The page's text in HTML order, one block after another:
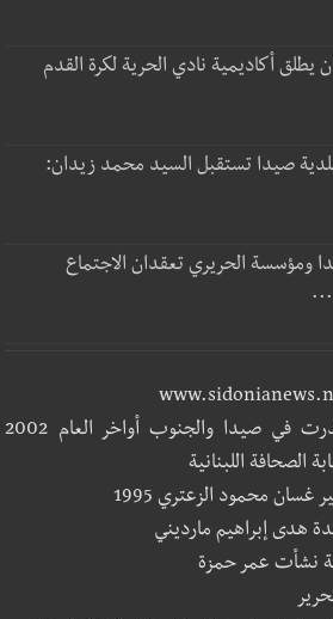
يطلق أكاديمية نادي الحرية لكرة القدم
صيدا تستقبل السيد محمد زيدان:
ومؤسسة الحريري تعقدان الاجتماع
أول صحيفة اليكترونية صدرت في صيدا والجنوب أواخر العام 2002
الصحافة اللبنانية
محمود الزعتري 1995
هدى إبراهيم مارديني
نشأت عمر حمزة